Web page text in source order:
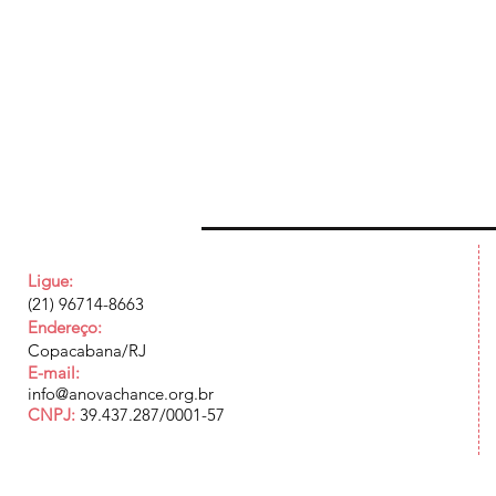
Ligue:
(21) 96714-8663
Endereço:
Copacabana/RJ
E-mail:
info@anovachance.org.br
CNPJ: 39.437.287/0001-57